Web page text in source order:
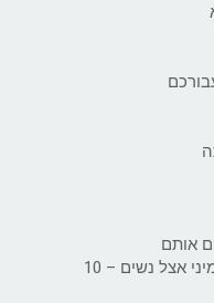
אותם
מה אוכלים כדי להגביר את הרצון המיני אצל נשים – 10